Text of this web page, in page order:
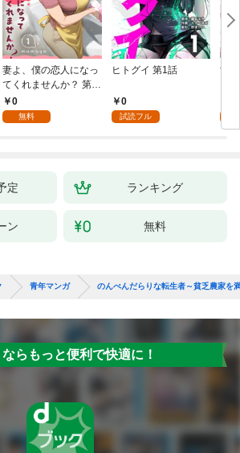
妻よ、僕の恋人になっ
てくれませんか？ 第1
話0
無料
ヒトグイ 第1話
0
試読フル
世
定 ランキング
ン 無料
青年マンガ のんべんだらりな転生者～貧乏農家を
らもっと便利で快適に！